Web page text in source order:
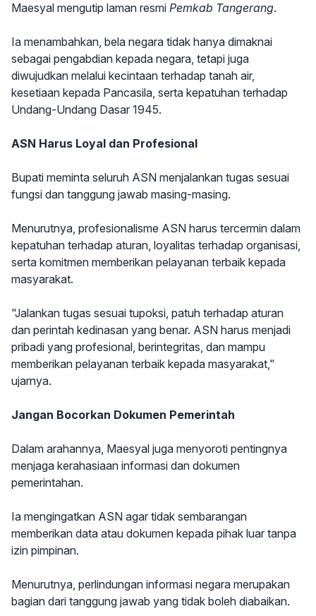
Maesyal mengutip laman resmi Pemkab Tangerang.
Ia menambahkan, bela negara tidak hanya dimaknai
sebagai pengabdian kepada negara, tetapi juga
diwujudkan melalui kecintaan terhadap tanah air,
kesetiaan kepada Pancasila, serta kepatuhan terhadap
Undang-Undang Dasar 1945.
ASN Harus Loyal dan Profesional
Bupati meminta seluruh ASN menjalankan tugas sesuai
fungsi dan tanggung jawab masing-masing.
Menurutnya, profesionalisme ASN harus tercermin dalam
kepatuhan terhadap aturan, loyalitas terhadap organisasi,
serta komitmen memberikan pelayanan terbaik kepada
masyarakat.
"Jalankan tugas sesuai tupoksi, patuh terhadap aturan
dan perintah kedinasan yang benar. ASN harus menjadi
pribadi yang profesional, berintegritas, dan mampu
memberikan pelayanan terbaik kepada masyarakat,"
ujarnya.
Jangan Bocorkan Dokumen Pemerintah
Dalam arahannya, Maesyal juga menyoroti pentingnya
menjaga kerahasiaan informasi dan dokumen
pemerintahan.
Ia mengingatkan ASN agar tidak sembarangan
memberikan data atau dokumen kepada pihak luar tanpa
izin pimpinan.
Menurutnya, perlindungan informasi negara merupakan
bagian dari tanggung jawab yang tidak boleh diabaikan.